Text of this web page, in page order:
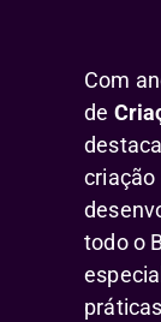
Com
de
criação
todo o